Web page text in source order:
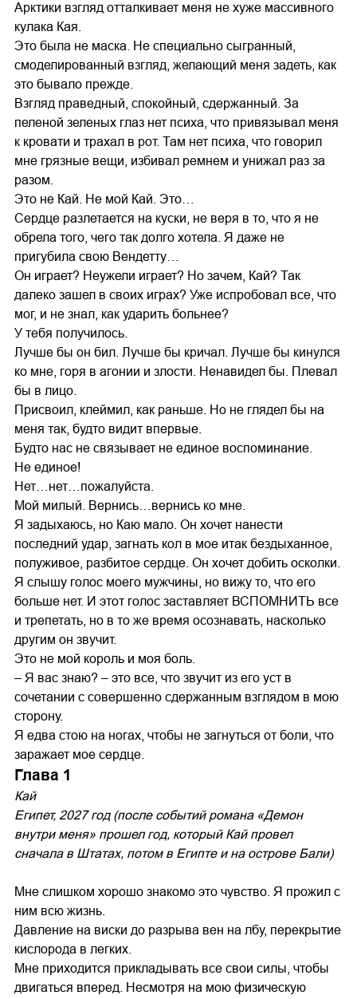
Арктики взгляд отталкивает меня не хуже массивного
кулака Кая.
Это была не маска. Не специально сыгранный,
смоделированный взгляд, желающий меня задеть, как
это бывало прежде.
Взгляд праведный, спокойный, сдержанный. За
пеленой зеленых глаз нет психа, что привязывал меня
к кровати и трахал в рот. Там нет психа, что говорил
мне грязные вещи, избивал ремнем и унижал раз за
разом.
Это не Кай. Не мой Кай. Это…
Сердце разлетается на куски, не веря в то, что я не
обрела того, чего так долго хотела. Я даже не
пригубила свою Вендетту…
Он играет? Неужели играет? Но зачем, Кай? Так
далеко зашел в своих играх? Уже испробовал все, что
мог, и не знал, как ударить больнее?
У тебя получилось.
Лучше бы он бил. Лучше бы кричал. Лучше бы кинулся
ко мне, горя в агонии и злости. Ненавидел бы. Плевал
бы в лицо.
Присвоил, клеймил, как раньше. Но не глядел бы на
меня так, будто видит впервые.
Будто нас не связывает не единое воспоминание.
Не единое!
Нет…нет…пожалуйста.
Мой милый. Вернись…вернись ко мне.
Я задыхаюсь, но Каю мало. Он хочет нанести
последний удар, загнать кол в мое итак бездыханное,
полуживое, разбитое сердце. Он хочет добить осколки.
Я слышу голос моего мужчины, но вижу то, что его
больше нет. И этот голос заставляет ВСПОМНИТЬ все
и трепетать, но в то же время осознавать, насколько
другим он звучит.
Это не мой король и моя боль.
– Я вас знаю? – это все, что звучит из его уст в
сочетании с совершенно сдержанным взглядом в мою
сторону.
Я едва стою на ногах, чтобы не загнуться от боли, что
заражает мое сердце.
Глава 1
Кай
Египет, 2027 год (после событий романа «Демон
внутри меня» прошел год, который Кай провел
сначала в Штатах, потом в Египте и на острове Бали)
Мне слишком хорошо знакомо это чувство. Я прожил с
ним всю жизнь.
Давление на виски до разрыва вен на лбу, перекрытие
кислорода в легких.
Мне приходится прикладывать все свои силы, чтобы
двигаться вперед. Несмотря на мою физическую